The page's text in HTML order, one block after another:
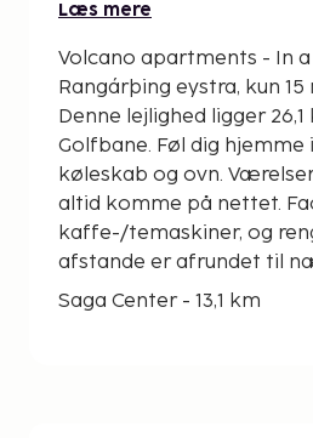
Læs mere
Volcano apartments - In
Rangárþing eystra, kun
Denne lejlighed ligger
Golfbane. Føl dig
køleskab og ovn.
altid komme på nettet.
kaffe-/temaskiner, og
afstande er afrundet til
Saga Center - 13,1 km